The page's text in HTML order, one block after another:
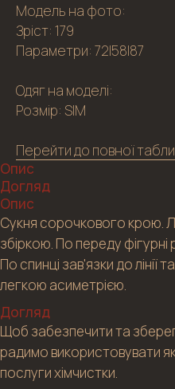
Модель на фото:
Зріст: 179
Параметри: 72|58|87
Одяг на моделі:
Розмір: S|M
Перейти до повної
Опис
Догляд
Опис
Сукня сорочкового крою.
збіркою. По переду
По спинці зав'язки до лінії
легкою асиметрією.
Догляд
Щоб забезпечити та
радимо використовувати
послуги хімчистки.